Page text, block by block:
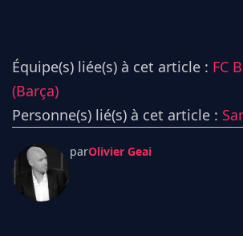
Équipe(s) liée(s) à cet article : FC
(Barça)
Personne(s) lié(s) à cet article :
parOlivier Geai